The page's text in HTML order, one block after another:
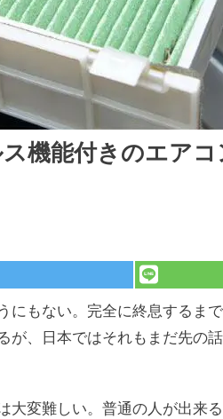
機能付きのエア
にもない。完全に終息するま
、日本ではそれもまだ先の
大変難しい。普通の人が出来